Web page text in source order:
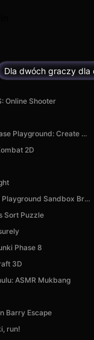
Dla dwóch graczy dla
Online Shooter
Sprunki Phase Playground: Create Sprunki and Music
2D
Sprunki 3D Playground Sandbox Brainrot Zombie
Sort Puzzle
Phase 8
3D
ASMR Mukbang
Barry Escape
run!